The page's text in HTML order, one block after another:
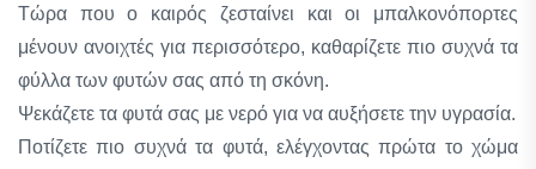
Τώρα που ο καιρός ζεσταίνει και οι μπαλκονόπορτες
μένουν ανοιχτές για περισσότερο, καθαρίζετε πιο συχνά τα
φύλλα των φυτών σας από τη σκόνη.
Ψεκάζετε τα φυτά σας με νερό για να αυξήσετε την υγρασία.
Ποτίζετε πιο συχνά τα φυτά, ελέγχοντας πρώτα το χώμα